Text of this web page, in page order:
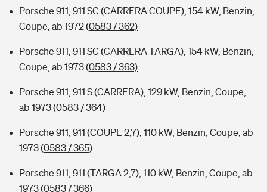
Porsche 911, 911 SC (CARRERA COUPE), 154 kW, Benzin,
Coupe, ab 1972(0583 / 362)
Porsche 911, 911 SC (CARRERA TARGA), 154 kW, Benzin,
Coupe, ab 1973(0583 / 363)
Porsche 911, 911 S (CARRERA), 129 kW, Benzin, Coupe,
ab 1973(0583 / 364)
Porsche 911, 911 (COUPE 2,7), 110 kW, Benzin, Coupe, ab
1973(0583 / 365)
Porsche 911, 911 (TARGA 2,7), 110 kW, Benzin, Coupe, ab
1973(0583 / 366)